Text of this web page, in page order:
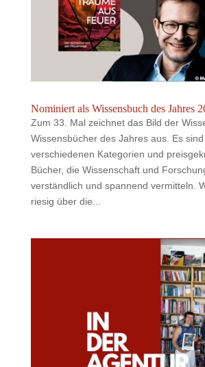
Nominiert als Wissensbuch des Jahres
Zum 33. Mal zeichnet das Bild der
Wissensbücher des Jahres aus. Es
verschiedenen Kategorien und
Bücher, die Wissenschaft und
verständlich und spannend vermitteln.
riesig über die...